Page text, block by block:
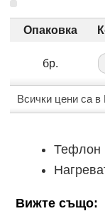
Опаковка
бр.
Всички цени са
Тефлон
Вижте също: